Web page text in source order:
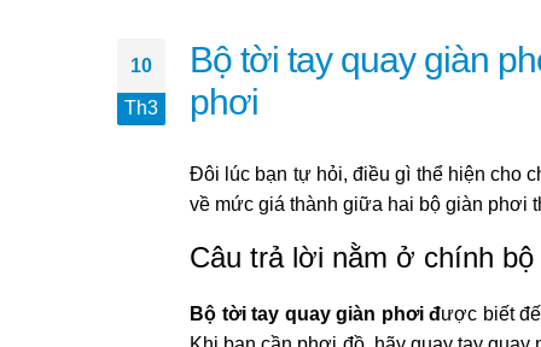
10
Th3
Bộ tời tay quay giàn
phơi
Đôi lúc bạn tự hỏi, điều gì thể hiện cho
về mức giá thành giữa hai bộ giàn phơi
Câu trả lời nằm ở chính
Bộ tời tay quay giàn phơi được biết